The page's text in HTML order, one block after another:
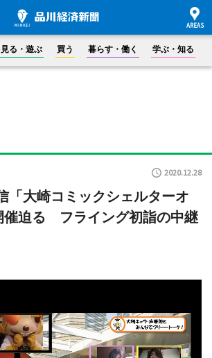
見る・遊ぶ 買う 暮らす・働く 学ぶ・知る
2020.12.28
「大崎コミックシェルターオ
催迫る フライング初詣の中継